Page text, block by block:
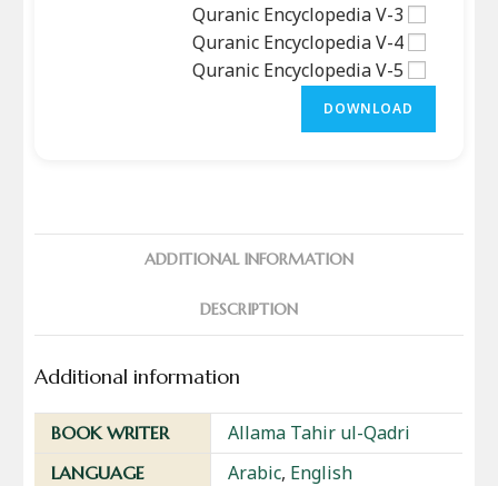
Quranic Encyclopedia V-3
Quranic Encyclopedia V-4
Quranic Encyclopedia V-5
DOWNLOAD
ADDITIONAL INFORMATION
DESCRIPTION
Additional information
BOOK WRITER Allama Tahir ul-Qadri
LANGUAGE Arabic, English